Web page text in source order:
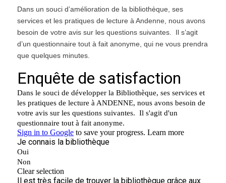
Dans un souci d’amélioration de la bibliothèque, ses
services et les pratiques de lecture à Andenne, nous avons
besoin de votre avis sur les questions suivantes. Il s’agit
d’un questionnaire tout à fait anonyme, qui ne vous prendra
que quelques minutes.